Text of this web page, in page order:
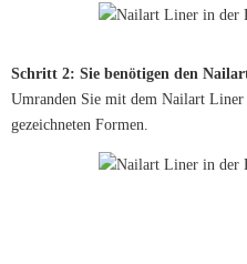
Schritt 2: Sie benötigen den
Umranden Sie mit dem Nailart
gezeichneten Formen.